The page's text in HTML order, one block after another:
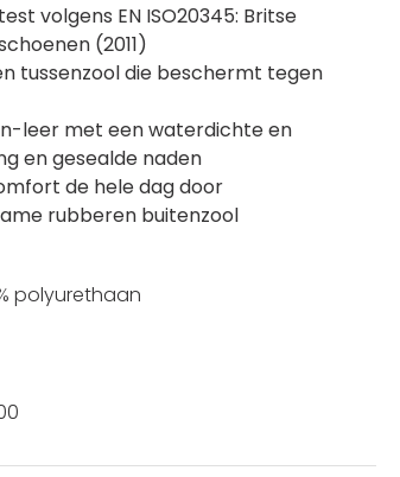
volgens EN ISO20345: Britse
(2011)
tussenzool die beschermt tegen
leer met een waterdichte en
en gesealde naden
de hele dag door
rubberen buitenzool
polyurethaan